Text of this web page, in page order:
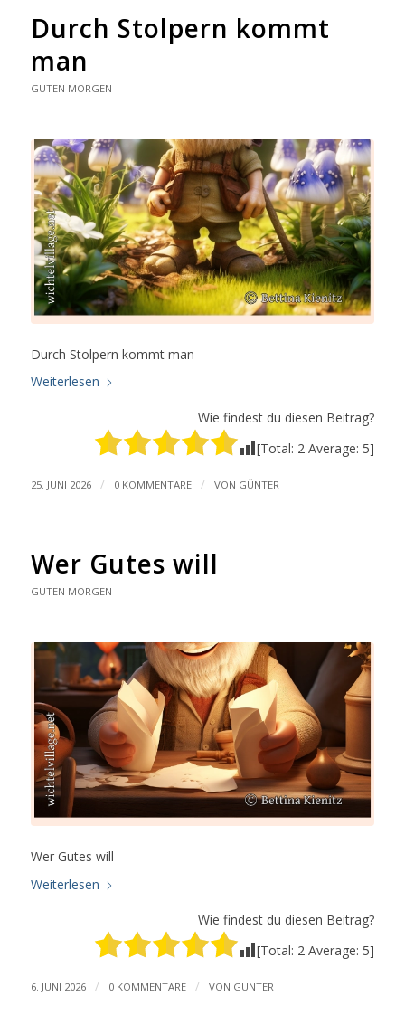
Durch Stolpern kommt
man
GUTEN MORGEN
Durch Stolpern kommt man
Weiterlesen
Wie findest du diesen Beitrag?
[Total: 2 Average: 5]
25. JUNI 2026 / 0 KOMMENTARE / VON GÜNTER
Wer Gutes will
GUTEN MORGEN
Wer Gutes will
Weiterlesen
Wie findest du diesen Beitrag?
[Total: 2 Average: 5]
6. JUNI 2026 / 0 KOMMENTARE / VON GÜNTER